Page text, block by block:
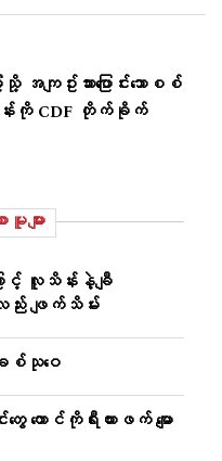
သို့ အကျဥ်းသား​ပြောင်း​သောစစ်​
းကို CDF တိုက်ခိုက်
များ
င့် လူသိန်းနဲ့ချီ
ည်း ဖျက်သိမ်း
ျစ်သုဝေ
တွေ တောင်ကိုရီးယားဖက် မျော